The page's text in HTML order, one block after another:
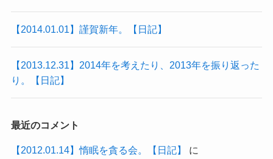
【2014.01.01】謹賀新年。【日記】
【2013.12.31】2014年を考えたり、2013年を振り返った
り。【日記】
最近のコメント
【2012.01.14】惰眠を貪る会。【日記】
に